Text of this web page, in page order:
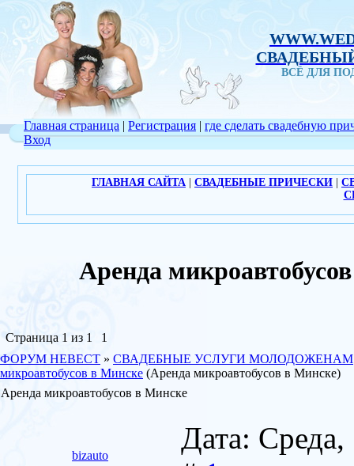
ВСЁ ДЛЯ
Главная страница | Регистрация |
Вход
где сделать свадебную
ГЛАВНАЯ САЙТА СВАДЕБНЫЕ ПРИЧЕСКИ
Аренда
Страница 1 из 1
1
ФОРУМ НЕВЕСТ » СВАДЕБНЫЕ УСЛУГИ МОЛОДОЖЕНАМ
микроавтобусов в Минске (Аренда микроавтобусов в Минске)
Аренда микроавтобусов в Минске
bizauto
Дата: